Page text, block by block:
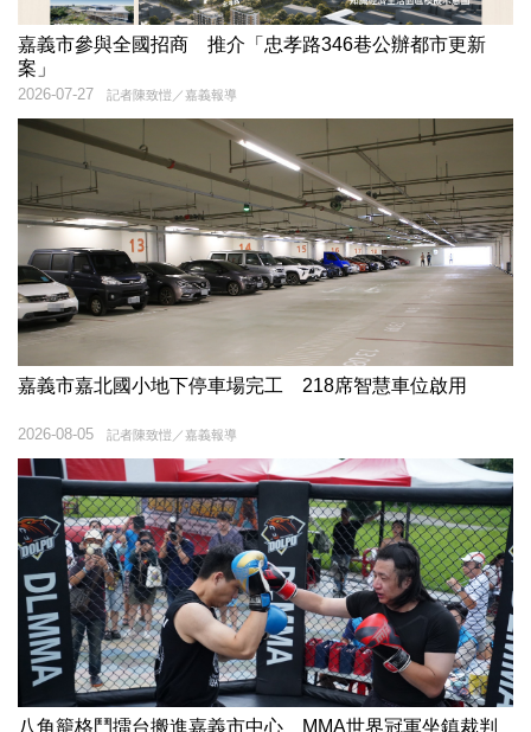
嘉義市參與全國招商 推介「忠孝路346巷公辦都市更新
案」
記者陳致愷／嘉義報導
2026-07-27
嘉義市嘉北國小地下停車場完工 218席智慧車位啟用
記者陳致愷／嘉義報導
2026-08-05
八角籠格鬥擂台搬進嘉義市中心 MMA世界冠軍坐鎮裁判